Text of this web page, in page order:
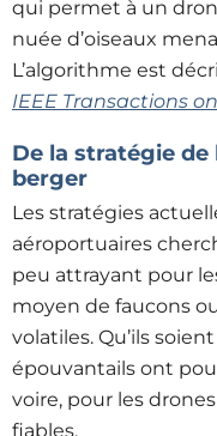
qui permet à un
nuée d’oiseaux
L’algorithme est
IEEE Transactions
De la stratégie de
berger
Les stratégies
aéroportuaires
peu attrayant pour
moyen de faucons
volatiles. Qu’ils
épouvantails ont
voire, pour les
fiables.